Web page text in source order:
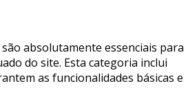
absolutamente essenciais para
do site. Esta categoria inclui
as funcionalidades básicas e